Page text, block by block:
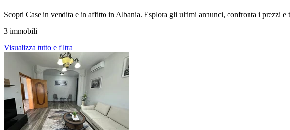
Scopri Case in vendita e in affitto in Albania. Esplora gli ultimi annunci, confronta i prezzi e
3 immobili
Visualizza tutto e filtra